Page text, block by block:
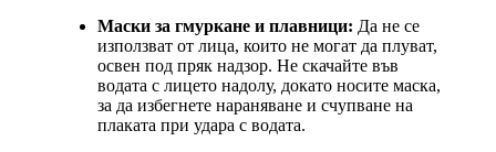
Маски за гмуркане и плавници: Да не се
използват от лица, които не могат да плуват,
освен под пряк надзор. Не скачайте във
водата с лицето надолу, докато носите маска,
за да избегнете нараняване и счупване на
плаката при удара с водата.